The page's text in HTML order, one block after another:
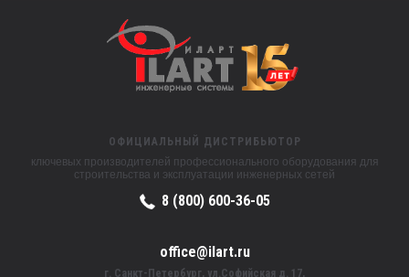
ОФИЦИАЛЬНЫЙ ДИСТРИБЬЮТОР
ключевых производителей профессионального оборудования для
строительства и эксплуатации инженерных сетей
8 (800) 600-36-05
office@ilart.ru
г. Санкт-Петербург, ул.Софийская д. 17,